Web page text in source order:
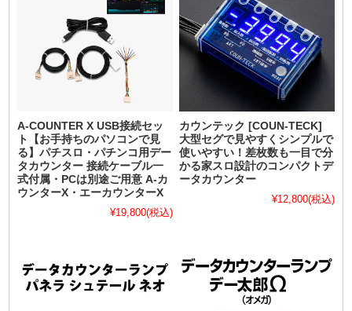
A-COUNTER X USB接続セッ
ト【お手持ちのパソコンで見
る】パチスロ・パチンコ用デー
タカウンター 接続ケーブル一
式付属・PCは別途ご用意 A-カ
ウンターX・エーカウンターX
¥19,800(税込)
カウンテック [COUN-TECK]
大型セグで見やすくシンプルで
使いやすい！差枚数も一目で分
かる家スロ設計のコンパクトデ
ータカウンター
¥12,800(税込)